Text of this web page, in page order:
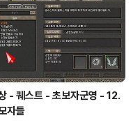
- 퀘스트 - 초보자군영 - 12.
자들